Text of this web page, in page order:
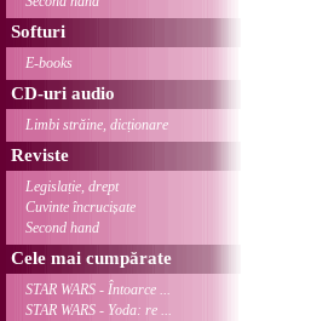
Softuri
E-books
CD-uri audio
Limbi străine, dicționare
Reviste
Legislație, drept
Cuvinte încrucișate
Second hand
Cele mai cumpărate
STAR WARS - Întoarce ...
STAR WARS - Yoda: re ...